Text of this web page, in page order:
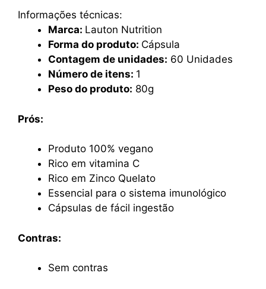
Informações técnicas:
Marca: Lauton Nutrition
Forma do produto: Cápsula
Contagem de unidades: 60 Unidades
Número de itens: 1
Peso do produto: 80g
Prós:
Produto 100% vegano
Rico em vitamina C
Rico em Zinco Quelato
Essencial para o sistema imunológico
Cápsulas de fácil ingestão
Contras:
Sem contras